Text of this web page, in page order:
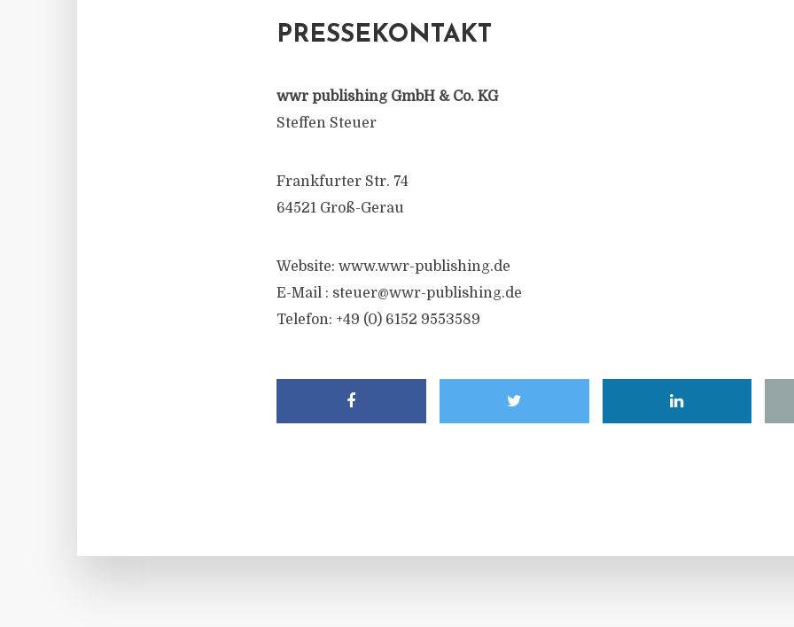
PRESSEKONTAKT
wwr publishing GmbH & Co. KG
Steffen Steuer
Frankfurter Str. 74
64521 Groß-Gerau
Website: www.wwr-publishing.de
E-Mail : steuer@wwr-publishing.de
Telefon: +49 (0) 6152 9553589